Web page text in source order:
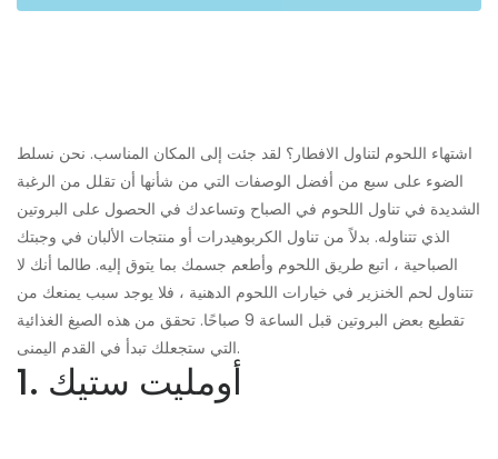
اشتهاء اللحوم لتناول الافطار؟ لقد جئت إلى المكان المناسب. نحن نسلط
الضوء على سبع من أفضل الوصفات التي من شأنها أن تقلل من الرغبة
الشديدة في تناول اللحوم في الصباح وتساعدك في الحصول على البروتين
الذي تتناوله. بدلاً من تناول الكربوهيدرات أو منتجات الألبان في وجبتك
الصباحية ، اتبع طريق اللحوم وأطعم جسمك بما يتوق إليه. طالما أنك لا
تتناول لحم الخنزير في خيارات اللحوم الدهنية ، فلا يوجد سبب يمنعك من
تقطيع بعض البروتين قبل الساعة 9 صباحًا. تحقق من هذه الصيغ الغذائية
التي ستجعلك تبدأ في القدم اليمنى.
1. أومليت ستيك